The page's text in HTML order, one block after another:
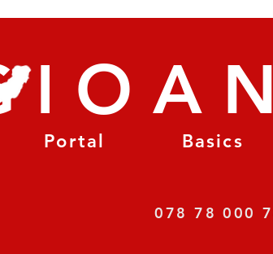
Portal Basics
078